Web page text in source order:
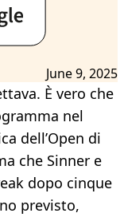
June 9, 2025
È vero che
nel
dell’Open di
che Sinner e
dopo cinque
previsto,